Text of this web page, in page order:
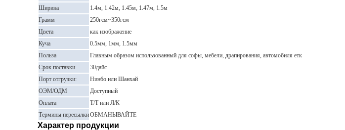
Ширина
1.4м, 1.42м, 1.45м, 1.47м, 1.5м
Грамм
250гсм~350гсм
Цвета
как изображение
Куча
0.5мм, 1мм, 1.5мм
Польза
Главным образом использованный для софы, мебели, драпирования, автомобиля етк
Срок поставки
30дайс
Порт отгрузки:
Нинбо или Шанхай
ОЭМ/ОДМ
Доступный
Оплата
Т/Т или Л/К
Термины пересылкиОБМАНЫВАЙТЕ
Характер продукции